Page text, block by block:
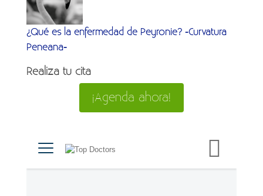
¿Qué es la enfermedad de Peyronie? -Curvatura
Peneana-
Realiza tu cita
¡Agenda ahora!